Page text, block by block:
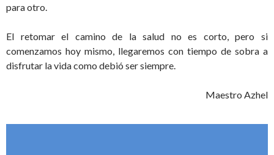
para otro.
El retomar el camino de la salud no es corto, pero si
comenzamos hoy mismo, llegaremos con tiempo de sobra a
disfrutar la vida como debió ser siempre.
Maestro Azhel